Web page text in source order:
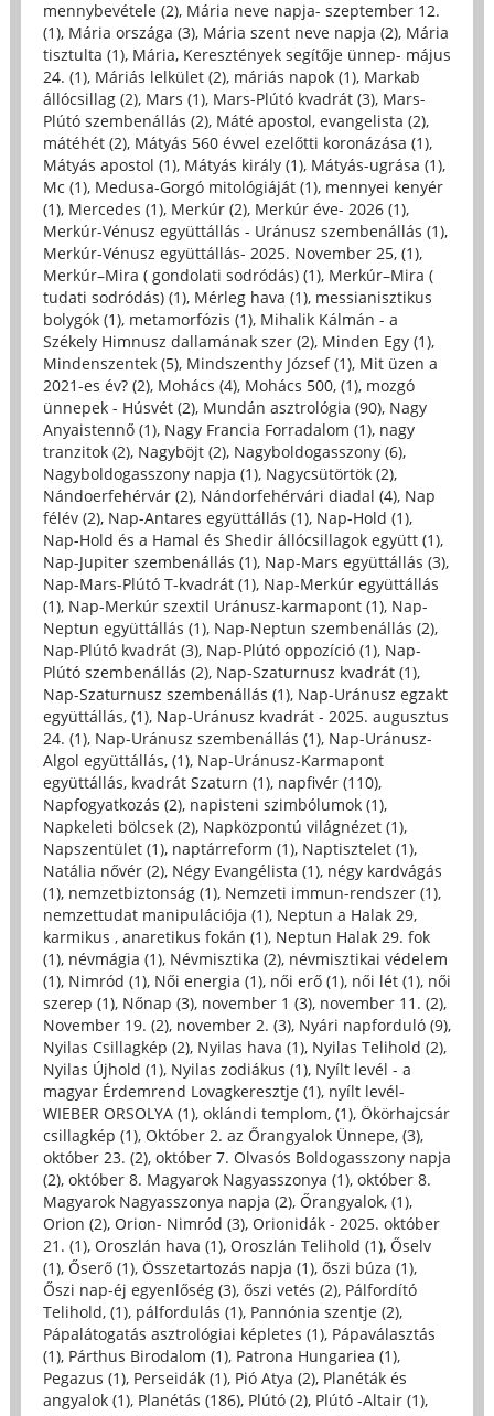
mennybevétele (2), Mária neve napja- szeptember 12.
(1), Mária országa (3), Mária szent neve napja (2), Mária
tisztulta (1), Mária, Keresztények segítője ünnep- május
24. (1), Máriás lelkület (2), máriás napok (1), Markab
állócsillag (2), Mars (1), Mars-Plútó kvadrát (3), Mars-
Plútó szembenállás (2), Máté apostol, evangelista (2),
mátéhét (2), Mátyás 560 évvel ezelőtti koronázása (1),
Mátyás apostol (1), Mátyás király (1), Mátyás-ugrása (1),
Mc (1), Medusa-Gorgó mitológiáját (1), mennyei kenyér
(1), Mercedes (1), Merkúr (2), Merkúr éve- 2026 (1),
Merkúr-Vénusz együttállás - Uránusz szembenállás (1),
Merkúr-Vénusz együttállás- 2025. November 25, (1),
Merkúr–Mira ( gondolati sodródás) (1), Merkúr–Mira (
tudati sodródás) (1), Mérleg hava (1), messianisztikus
bolygók (1), metamorfózis (1), Mihalik Kálmán - a
Székely Himnusz dallamának szer (2), Minden Egy (1),
Mindenszentek (5), Mindszenthy József (1), Mit üzen a
2021-es év? (2), Mohács (4), Mohács 500, (1), mozgó
ünnepek - Húsvét (2), Mundán asztrológia (90), Nagy
Anyaistennő (1), Nagy Francia Forradalom (1), nagy
tranzitok (2), Nagyböjt (2), Nagyboldogasszony (6),
Nagyboldogasszony napja (1), Nagycsütörtök (2),
Nándoerfehérvár (2), Nándorfehérvári diadal (4), Nap
félév (2), Nap-Antares együttállás (1), Nap-Hold (1),
Nap-Hold és a Hamal és Shedir állócsillagok együtt (1),
Nap-Jupiter szembenállás (1), Nap-Mars együttállás (3),
Nap-Mars-Plútó T-kvadrát (1), Nap-Merkúr együttállás
(1), Nap-Merkúr szextil Uránusz-karmapont (1), Nap-
Neptun együttállás (1), Nap-Neptun szembenállás (2),
Nap-Plútó kvadrát (3), Nap-Plútó oppozíció (1), Nap-
Plútó szembenállás (2), Nap-Szaturnusz kvadrát (1),
Nap-Szaturnusz szembenállás (1), Nap-Uránusz egzakt
együttállás, (1), Nap-Uránusz kvadrát - 2025. augusztus
24. (1), Nap-Uránusz szembenállás (1), Nap-Uránusz-
Algol együttállás, (1), Nap-Uránusz-Karmapont
együttállás, kvadrát Szaturn (1), napfivér (110),
Napfogyatkozás (2), napisteni szimbólumok (1),
Napkeleti bölcsek (2), Napközpontú világnézet (1),
Napszentület (1), naptárreform (1), Naptisztelet (1),
Natália nővér (2), Négy Evangélista (1), négy kardvágás
(1), nemzetbiztonság (1), Nemzeti immun-rendszer (1),
nemzettudat manipulációja (1), Neptun a Halak 29,
karmikus , anaretikus fokán (1), Neptun Halak 29. fok
(1), névmágia (1), Névmisztika (2), névmisztikai védelem
(1), Nimród (1), Női energia (1), női erő (1), női lét (1), női
szerep (1), Nőnap (3), november 1 (3), november 11. (2),
November 19. (2), november 2. (3), Nyári napforduló (9),
Nyilas Csillagkép (2), Nyilas hava (1), Nyilas Telihold (2),
Nyilas Újhold (1), Nyilas zodiákus (1), Nyílt levél - a
magyar Érdemrend Lovagkeresztje (1), nyílt levél-
WIEBER ORSOLYA (1), oklándi templom, (1), Ökörhajcsár
csillagkép (1), Október 2. az Őrangyalok Ünnepe, (3),
október 23. (2), október 7. Olvasós Boldogasszony napja
(2), október 8. Magyarok Nagyasszonya (1), október 8.
Magyarok Nagyasszonya napja (2), Őrangyalok, (1),
Orion (2), Orion- Nimród (3), Orionidák - 2025. október
21. (1), Oroszlán hava (1), Oroszlán Telihold (1), Őselv
(1), Őserő (1), Összetartozás napja (1), őszi búza (1),
Őszi nap-éj egyenlőség (3), őszi vetés (2), Pálfordító
Telihold, (1), pálfordulás (1), Pannónia szentje (2),
Pápalátogatás asztrológiai képletes (1), Pápaválasztás
(1), Párthus Birodalom (1), Patrona Hungariea (1),
Pegazus (1), Perseidák (1), Pió Atya (2), Planéták és
angyalok (1), Planétás (186), Plútó (2), Plútó -Altair (1),